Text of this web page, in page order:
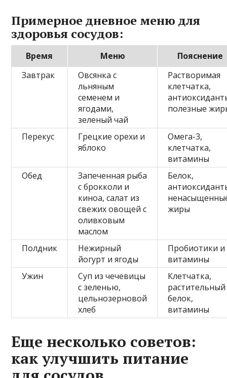
Примерное дневное меню для
здоровья сосудов:
Время Меню
Пояснение
Завтрак
Овсянка с
льняным
семенем и
ягодами,
зеленый чай
Растворимая
клетчатка,
полезные
Перекус
Грецкие орехи и
яблоко
Омега-3,
клетчатка,
витамины
Обед
Запеченная рыба
с брокколи и
киноа, салат из
свежих овощей с
оливковым
маслом
Белок,
жиры
Полдник
Нежирный
йогурт и ягоды
Пробиотики и
витамины
Ужин
Суп из чечевицы
с зеленью,
цельнозерновой
хлеб
Клетчатка,
растительный
белок,
витамины
Еще несколько советов:
как улучшить питание